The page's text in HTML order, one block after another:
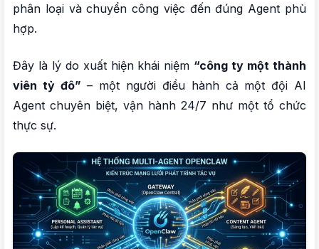
phân loại và chuyển công việc đến đúng Agent phù
hợp.
Đây là lý do xuất hiện khái niệm “công ty một thành
viên tỷ đô” – một người điều hành cả một đội AI
Agent chuyên biệt, vận hành 24/7 như một tổ chức
thực sự.